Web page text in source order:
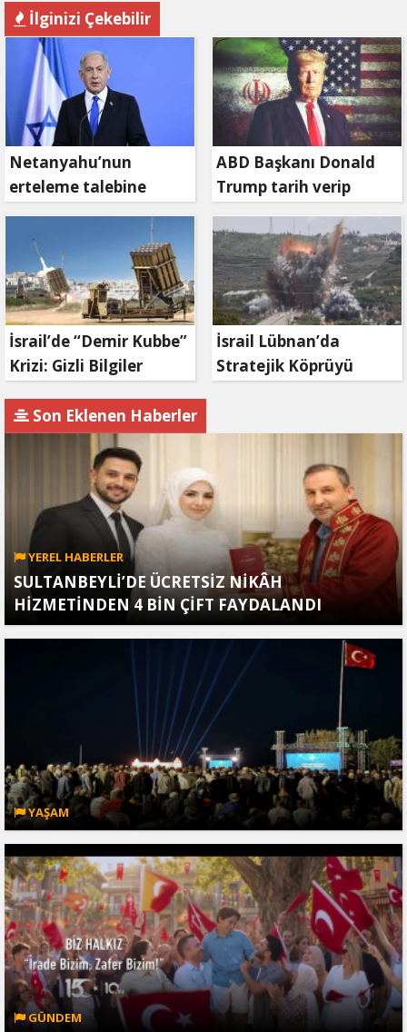
İlginizi Çekebilir
Netanyahu’nun
erteleme talebine
mahkemeden ret
ABD Başkanı Donald
Trump tarih verip
duyurdu: Savaş ne
zaman bitecek?
İsrail’de “Demir Kubbe”
Krizi: Gizli Bilgiler
Gözaltında
İsrail Lübnan’da
Stratejik Köprüyü
Son Eklenen Haberler
YEREL HABERLER
SULTANBEYLİ’DE ÜCRETSİZ NİKÂH
HİZMETİNDEN 4 BİN ÇİFT FAYDALANDI
YAŞAM
GÜNDEM